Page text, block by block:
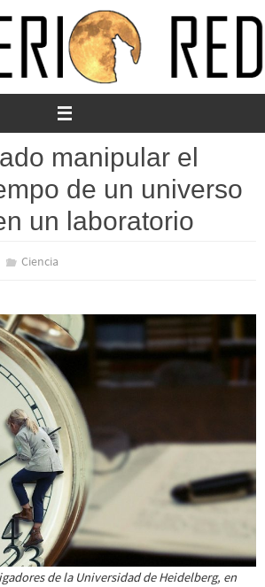
manipular el
de un universo
un laboratorio
Ciencia
de la Universidad de Heidelberg, en